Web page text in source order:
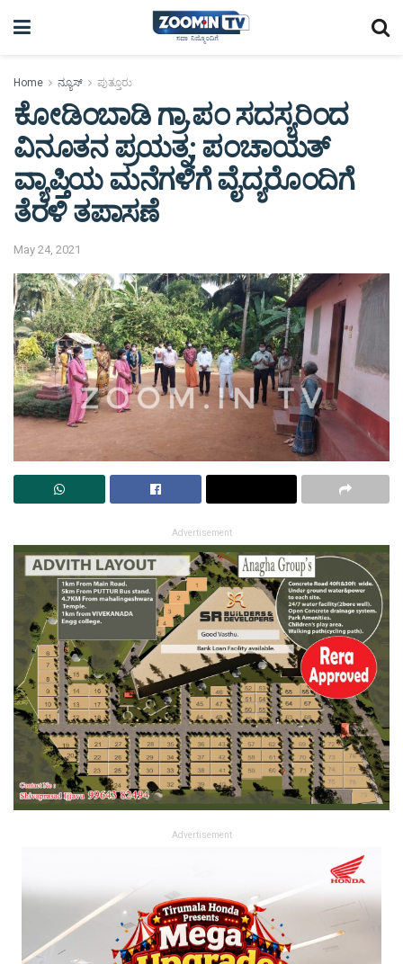
Home ನ್ಯೂಸ್ ಪುತ್ತೂರು
ಕೋಡಿಂಬಾಡಿ ಗ್ರಾ.ಪಂ ಸದಸ್ಯರಿಂದ
ವಿನೂತನ ಪ್ರಯತ್ನ; ಪಂಚಾಯತ್
ವ್ಯಾಪ್ತಿಯ ಮನೆಗಳಿಗೆ ವೈದ್ಯರೊಂದಿಗೆ
ತೆರಳಿ ತಪಾಸಣೆ
May 24, 2021
Advertisement
Advertisement